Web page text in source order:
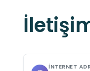
ekipmanlara
ziyaret
dinlenmeli,
İNTERNET